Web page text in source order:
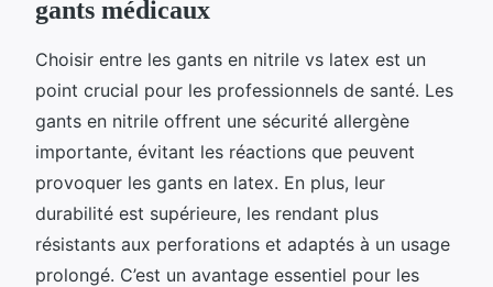
gants médicaux
Choisir entre les gants en nitrile vs latex est un
point crucial pour les professionnels de santé. Les
gants en nitrile offrent une sécurité allergène
importante, évitant les réactions que peuvent
provoquer les gants en latex. En plus, leur
durabilité est supérieure, les rendant plus
résistants aux perforations et adaptés à un usage
prolongé. C’est un avantage essentiel pour les